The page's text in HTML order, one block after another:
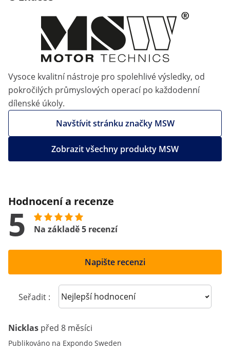
Vysoce kvalitní nástroje pro spolehlivé výsledky, od
pokročilých průmyslových operací po každodenní
dílenské úkoly.
Navštívit stránku značky MSW
Zobrazit všechny produkty MSW
Hodnocení a recenze
5 Na základě 5 recenzí
Napište recenzi
Seřadit : Sort reviews
Nicklas před 8 měsíci
Publikováno na Expondo Sweden